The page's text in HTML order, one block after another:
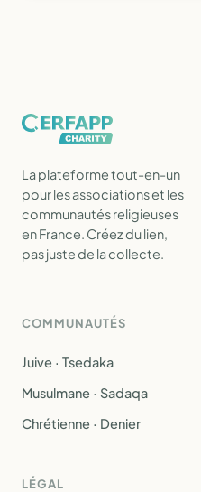
La plateforme tout-en-un
pour les associations et les
communautés religieuses
en France. Créez du lien,
pas juste de la collecte.
COMMUNAUTÉS
Juive · Tsedaka
Musulmane · Sadaqa
Chrétienne · Denier
LÉGAL